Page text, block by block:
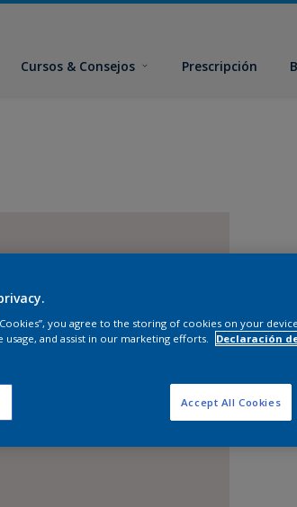
Cursos & Consejos Prescripción
Cookies”, you agree to the storing of cookies on your
usage, and assist in our marketing efforts.
Declaración
Accept All Cookies